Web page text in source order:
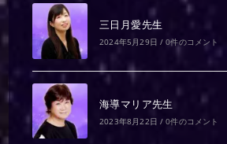
三日月愛先生
2024年5月29日 / 0件のコメント
海導マリア先生
2023年8月22日 / 0件のコメント